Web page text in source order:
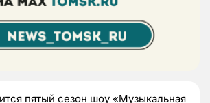
пятый сезон шоу «Музыкальная